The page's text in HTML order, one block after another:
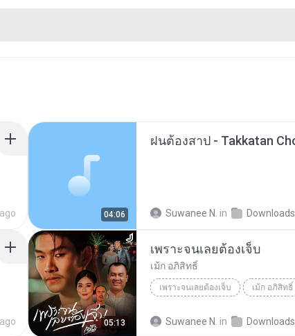
04:06 Suwanee N. in Downloads
05:13
เพราะจนเลยต้องเจ็บ
เม้ก อภิสิทธิ์
เพราะจนเลยต้องเจ็บ เม้ก อภิสิทธิ์
Suwanee N. in Downloads